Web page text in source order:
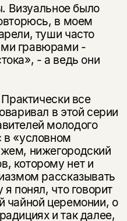
Визуальное было
в моем
туши часто
гравюрами -
- а ведь они
все
в этой серии
молодого
в «условном
нижегородский
которому нет и
рассказывать
понял, что говорит
чайной церемонии, о
и так далее,